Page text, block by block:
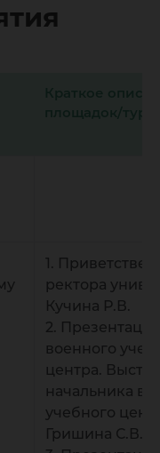
1.
ректора
Кучина Р.В.
2. Презентация
военного
центра.
начальника
учебного
Гришина С.В.